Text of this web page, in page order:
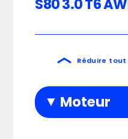
S80 3.0 T6
Réduire tout
Moteur